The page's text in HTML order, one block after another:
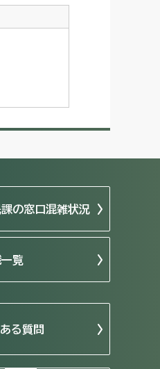
の窓口混雑状況
覧
る質問